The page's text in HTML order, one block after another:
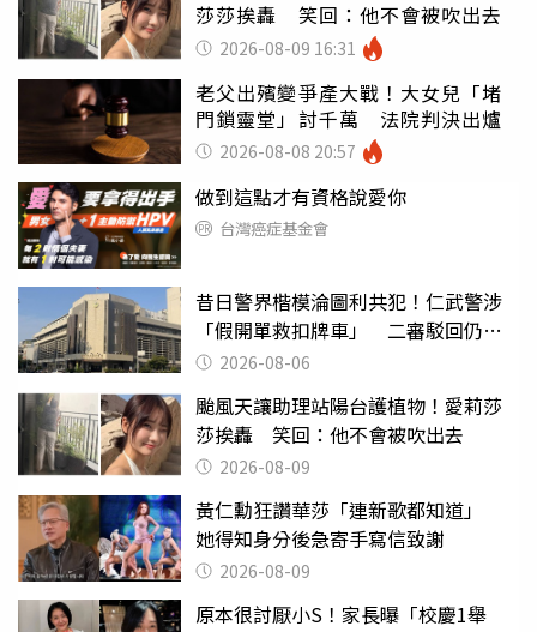
莎莎挨轟 笑回：他不會被吹出去
2026-08-09 16:31
老父出殯變爭產大戰！大女兒「堵
門鎖靈堂」討千萬 法院判決出爐
2026-08-08 20:57
做到這點才有資格說愛你
台灣癌症基金會
昔日警界楷模淪圖利共犯！仁武警涉
「假開單救扣牌車」 二審駁回仍判4
年2月2026-08-06
颱風天讓助理站陽台護植物！愛莉莎
莎挨轟 笑回：他不會被吹出去
2026-08-09
黃仁勳狂讚華莎「連新歌都知道」
她得知身分後急寄手寫信致謝
2026-08-09
原本很討厭小S！家長曝「校慶1舉